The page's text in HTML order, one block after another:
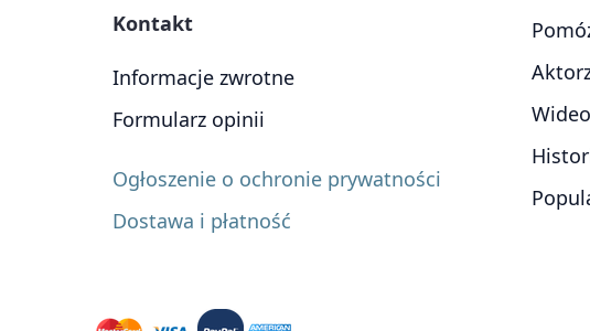
Kontakt
Informacje zwrotne
Formularz opinii
Ogłoszenie o ochronie prywatności
Dostawa i płatność
Wideo